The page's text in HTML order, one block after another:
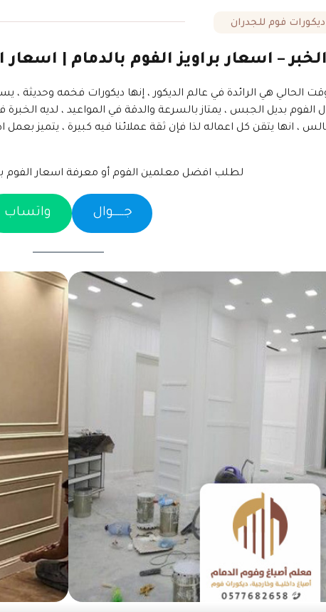
ديكورات فوم للجدران
– اسعار براويز الفوم بالدمام |
الحالي هي الرائدة في عالم الديكور ، إنها ديكورات فخمه وحديثة
بديل الجبس ، يمتاز بالسرعة والدقة في المواعيد ، لديه
، انها يتقن كل اعماله لذا فإن ثقة عملائنا فيه كبيرة ، يتميز
لطلب افضل معلمين الفوم أو معرفة اسعار الفوم
جـــــوال واتساب